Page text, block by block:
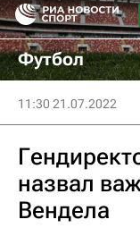
Футбол
11:30 21.07.2022
назвал
Вендела